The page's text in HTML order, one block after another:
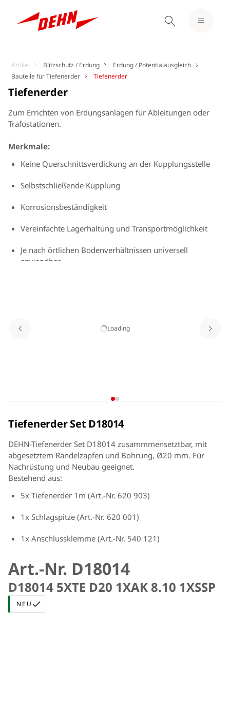
Artikel Blitzschutz / Erdung
Erdung / Potentialausgleich
Bauteile für Tiefenerder
Tiefenerder
Loading
Tiefenerder
Zum Errichten von Erdungsanlagen für Ableitungen oder
Trafostationen.
Merkmale:
Keine Querschnittsverdickung an der Kupplungsstelle
Selbstschließende Kupplung
Korrosionsbeständigkeit
Vereinfachte Lagerhaltung und Transportmöglichkeit
Je nach örtlichen Bodenverhältnissen universell
anwendbar
Tiefenerder Set D18014
DEHN-Tiefenerder Set D18014 zusammmensetztbar, mit
abgesetztem Rändelzapfen und Bohrung, Ø20 mm. Für
Nachrüstung und Neubau geeignet.
Bestehend aus:
5x Tiefenerder 1m (Art.-Nr. 620 903)
1x Schlagspitze (Art.-Nr. 620 001)
1x Anschlussklemme (Art.-Nr. 540 121)
Art.-Nr. D18014
D18014 5XTE D20 1XAK 8.10 1XSSP
NEU